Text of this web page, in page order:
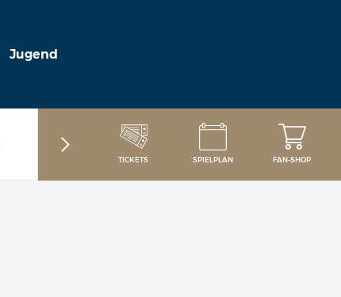
Jugend
TICKETS SPIELPLAN FAN-SHOP